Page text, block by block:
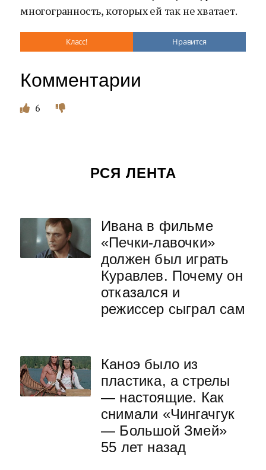
многогранность, которых ей так не хватает.
Класс! Нравится
Комментарии
6
РСЯ ЛЕНТА
Ивана в фильме
«Печки-лавочки»
должен был играть
Куравлев. Почему он
отказался и
режиссер сыграл сам
Каноэ было из
пластика, а стрелы
— настоящие. Как
снимали «Чингачгук
— Большой Змей»
55 лет назад